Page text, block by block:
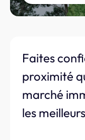
Faites
proximité
marché
les